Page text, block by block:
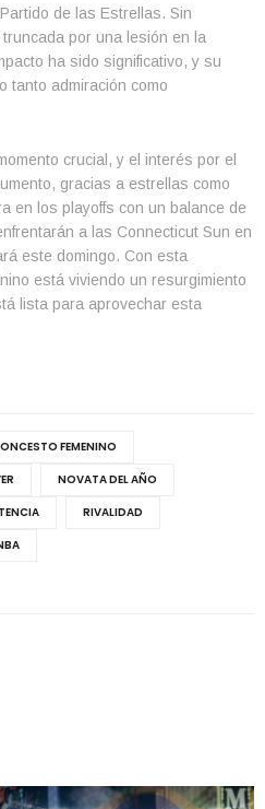
de las Estrellas. Sin
por una lesión en la
ha sido significativo, y su
tanto admiración como
crucial, y el interés por el
gracias a estrellas como
en los playoffs con un balance de
a las Connecticut Sun en
este domingo. Con esta
está viviendo un resurgimiento
lista para aprovechar esta
FEMENINO
NOVATA DEL AÑO
RIVALIDAD